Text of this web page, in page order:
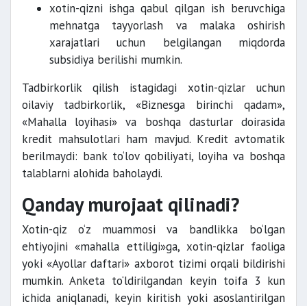
xotin-qizni ishga qabul qilgan ish beruvchiga
mehnatga tayyorlash va malaka oshirish
xarajatlari uchun belgilangan miqdorda
subsidiya berilishi mumkin.
Tadbirkorlik qilish istagidagi xotin-qizlar uchun
oilaviy tadbirkorlik, «Biznesga birinchi qadam»,
«Mahalla loyihasi» va boshqa dasturlar doirasida
kredit mahsulotlari ham mavjud. Kredit avtomatik
berilmaydi: bank to‘lov qobiliyati, loyiha va boshqa
talablarni alohida baholaydi.
Qanday murojaat qilinadi?
Xotin-qiz o‘z muammosi va bandlikka bo‘lgan
ehtiyojini «mahalla ettiligi»ga, xotin-qizlar faoliga
yoki «Ayollar daftari» axborot tizimi orqali bildirishi
mumkin. Anketa to‘ldirilgandan keyin toifa 3 kun
ichida aniqlanadi, keyin kiritish yoki asoslantirilgan